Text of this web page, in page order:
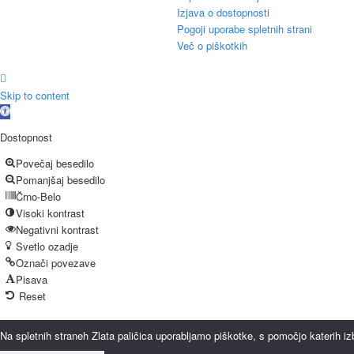
Izjava o dostopnosti
Pogoji uporabe spletnih strani
Več o piškotkih
Skip to content
Open
Dostopnost
Povečaj besedilo
Pomanjšaj besedilo
Črno-Belo
Visoki kontrast
Negativni kontrast
Svetlo ozadje
Označi povezave
Pisava
Reset
Na spletnih straneh Zlata paličica uporabljamo piškotke, s pomočjo katerih